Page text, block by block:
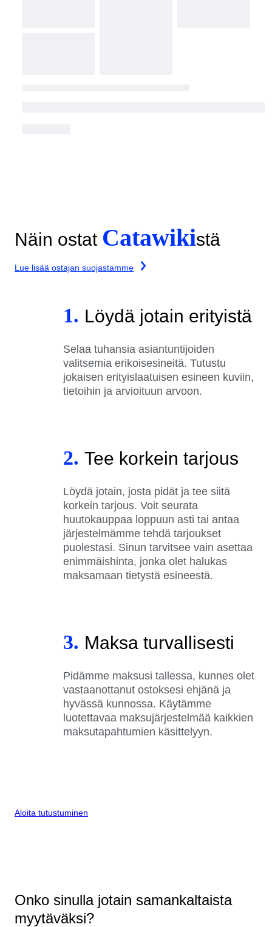
Näin ostat Catawikistä
Lue lisää ostajan suojastamme
1. Löydä jotain erityistä
Selaa tuhansia asiantuntijoiden
valitsemia erikoisesineitä. Tutustu
jokaisen erityislaatuisen esineen kuviin,
tietoihin ja arvioituun arvoon.
2. Tee korkein tarjous
Löydä jotain, josta pidät ja tee siitä
korkein tarjous. Voit seurata
huutokauppaa loppuun asti tai antaa
järjestelmämme tehdä tarjoukset
puolestasi. Sinun tarvitsee vain asettaa
enimmäishinta, jonka olet halukas
maksamaan tietystä esineestä.
3. Maksa turvallisesti
Pidämme maksusi tallessa, kunnes olet
vastaanottanut ostoksesi ehjänä ja
hyvässä kunnossa. Käytämme
luotettavaa maksujärjestelmää kaikkien
maksutapahtumien käsittelyyn.
Aloita tutustuminen
Onko sinulla jotain samankaltaista
myytäväksi?